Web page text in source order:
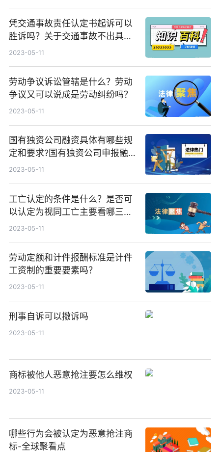
凭交通事故责任认定书起诉可以
胜诉吗？关于交通事故不出具责
任认定书怎么投诉？
2023-05-11
劳动争议诉讼管辖是什么？劳动
争议又可以说成是劳动纠纷吗？
2023-05-11
国有独资公司融资具体有哪些规
定和要求?国有独资公司申报融
资所需提供资料有哪些?
2023-05-11
工亡认定的条件是什么？是否可
以认定为视同工亡主要看哪三个
条件？
2023-05-11
劳动定额和计件报酬标准是计件
工资制的重要要素吗？
2023-05-11
刑事自诉可以撤诉吗
2023-05-11
商标被他人恶意抢注要怎么维权
2023-05-11
哪些行为会被认定为恶意抢注商
标-全球聚看点